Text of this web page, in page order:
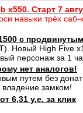
x550. Старт 7
навыки трёх саб-
с
Новый High Five
персонаж за 1
нет аналогов!
путем без
замком!
6,31 у.е. за клик